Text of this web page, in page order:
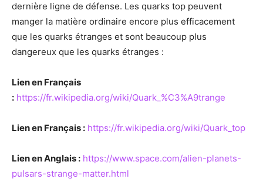
dernière ligne de défense. Les quarks top peuvent
manger la matière ordinaire encore plus efficacement
que les quarks étranges et sont beaucoup plus
dangereux que les quarks étranges :
Lien en Français
: https://fr.wikipedia.org/wiki/Quark_%C3%A9trange
Lien en Français : https://fr.wikipedia.org/wiki/Quark_top
Lien en Anglais : https://www.space.com/alien-planets-
pulsars-strange-matter.html